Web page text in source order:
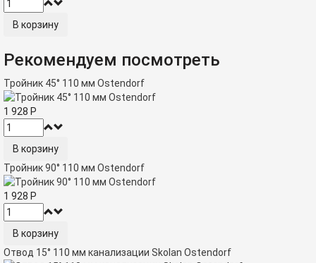
Рекомендуем посмотреть
Тройник 45° 110 мм Ostendorf
1 928 Р
Тройник 90° 110 мм Ostendorf
1 928 Р
Отвод 15° 110 мм канализации Skolan Ostendorf